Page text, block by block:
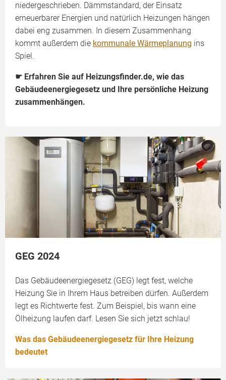
niedergeschrieben. Dämmstandard, der Einsatz
erneuerbarer Energien und natürlich Heizungen hängen
dabei eng zusammen. In diesem Zusammenhang
kommt außerdem die kommunale Wärmeplanung ins
Spiel.
☛ Erfahren Sie auf Heizungsfinder.de, wie das
Gebäudeenergiegesetz und Ihre persönliche Heizung
zusammenhängen.
GEG 2024
Das Gebäudeenergiegesetz (GEG) legt fest, welche
Heizung Sie in Ihrem Haus betreiben dürfen. Außerdem
legt es Richtwerte fest. Zum Beispiel, bis wann eine
Ölheizung laufen darf. Lesen Sie sich jetzt schlau!
Was das Gebäudeenergiegesetz für Ihre Heizung
bedeutet